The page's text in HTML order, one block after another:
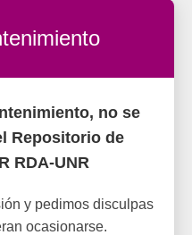
no se
Repositorio de
RDA-UNR
y pedimos disculpas
ocasionarse.